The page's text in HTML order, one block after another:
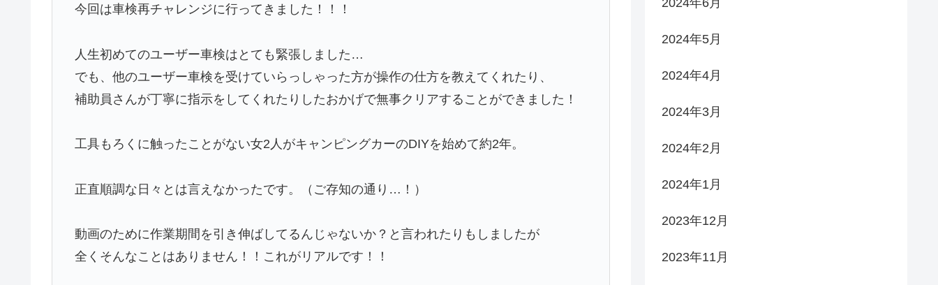
今回は車検再チャレンジに行ってきました！！！
人生初めてのユーザー車検はとても緊張しました…
でも、他のユーザー車検を受けていらっしゃった方が操作の仕方を教えてくれたり、
補助員さんが丁寧に指示をしてくれたりしたおかげで無事クリアすることができました！
工具もろくに触ったことがない女2人がキャンピングカーのDIYを始めて約2年。
正直順調な日々とは言えなかったです。（ご存知の通り…！）
動画のために作業期間を引き伸ばしてるんじゃないか？と言われたりもしましたが
全くそんなことはありません！！これがリアルです！！
2024年5月
2024年4月
2024年3月
2024年2月
2024年1月
2023年12月
2023年11月